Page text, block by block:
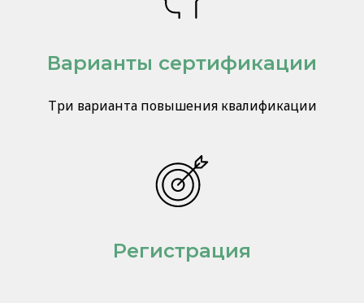
Варианты сертификации
Три варианта повышения квалификации
Регистрация